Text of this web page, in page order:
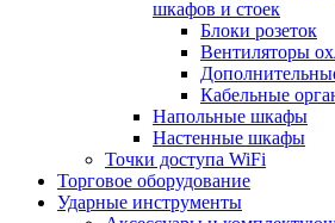
шкафов и стоек
Блоки розеток
Вентиляторы
Кабельные
Напольные шкафы
Настенные шкафы
Точки доступа WiFi
Торговое оборудование
Ударные инструменты